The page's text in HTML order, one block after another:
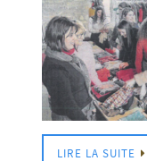
LIRE LA SUITE